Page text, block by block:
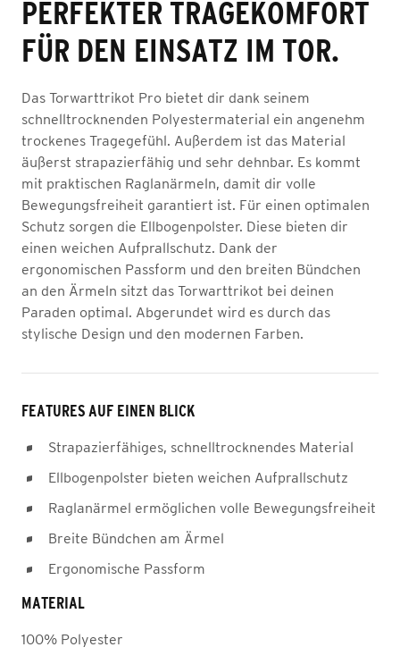
PERFEKTER TRAGEKOMFORT
FÜR DEN EINSATZ IM TOR.
Das Torwarttrikot Pro bietet dir dank seinem
schnelltrocknenden Polyestermaterial ein angenehm
trockenes Tragegefühl. Außerdem ist das Material
äußerst strapazierfähig und sehr dehnbar. Es kommt
mit praktischen Raglanärmeln, damit dir volle
Bewegungsfreiheit garantiert ist. Für einen optimalen
Schutz sorgen die Ellbogenpolster. Diese bieten dir
einen weichen Aufprallschutz. Dank der
ergonomischen Passform und den breiten Bündchen
an den Ärmeln sitzt das Torwarttrikot bei deinen
Paraden optimal. Abgerundet wird es durch das
stylische Design und den modernen Farben.
FEATURES AUF EINEN BLICK
Strapazierfähiges, schnelltrocknendes Material
Ellbogenpolster bieten weichen Aufprallschutz
Raglanärmel ermöglichen volle Bewegungsfreiheit
Breite Bündchen am Ärmel
Ergonomische Passform
MATERIAL
100% Polyester